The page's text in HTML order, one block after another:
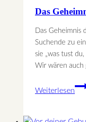
Das
Das Geheimnis
Suchende zu
sie „was tust
Wir wären auch
Weiterlesen